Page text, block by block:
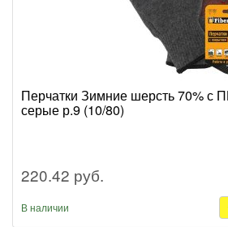
Перчатки Зимние шерсть 70% с
серые р.9 (10/80)
220.42 руб.
В наличии